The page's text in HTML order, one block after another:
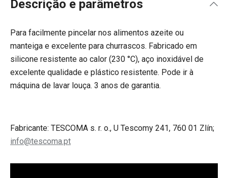
Descrição e parâmetros
Para facilmente pincelar nos alimentos azeite ou
manteiga e excelente para churrascos. Fabricado em
silicone resistente ao calor (230 °C), aço inoxidável de
excelente qualidade e plástico resistente. Pode ir à
máquina de lavar louça. 3 anos de garantia.
Fabricante: TESCOMA s. r. o., U Tescomy 241, 760 01 Zlín;
info@tescoma.pt